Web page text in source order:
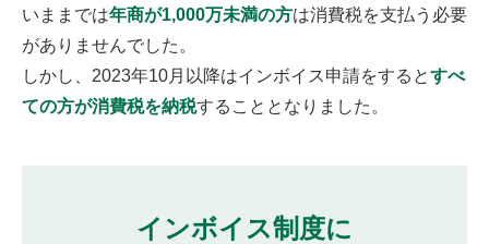
いままでは年商が1,000万未満の方は消費税を支払う必要
がありませんでした。
しかし、2023年10月以降はインボイス申請をするとすべ
ての方が消費税を納税することとなりました。
インボイス制度に